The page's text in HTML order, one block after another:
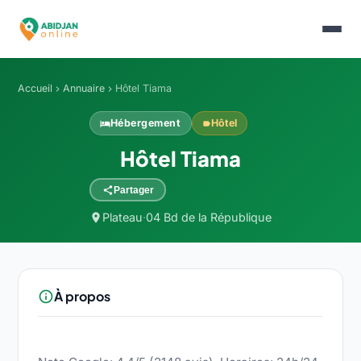
Accueil chevron_rightAnnuaire chevron_right Hôtel Tiama
hotelHébergement labelHôtel
Hôtel Tiama
sharePartager
location_on Plateau·04 Bd de la République
info_outlineÀ propos